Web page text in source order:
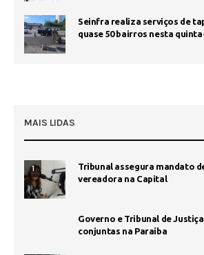
Seinfra realiza serviços de
quase 50 bairros nesta
MAIS LIDAS
1
Tribunal assegura mandato
vereadora na Capital
Governo e Tribunal de
conjuntas na Paraíba